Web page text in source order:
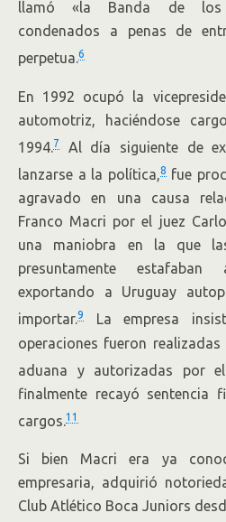
llamó «la Banda de los
condenados a penas de
perpetua.6
En 1992 ocupó la
automotriz, haciéndose
1994.7
Al día siguiente de
lanzarse a la política,8fue
agravado en una causa
Franco Macri por el juez
una maniobra en la que
presuntamente
exportando a Uruguay
importar.9
La empresa
operaciones fueron
aduana y autorizadas por
finalmente recayó sentencia
cargos.11
Si bien Macri era ya
empresaria, adquirió
Club Atlético Boca Juniors